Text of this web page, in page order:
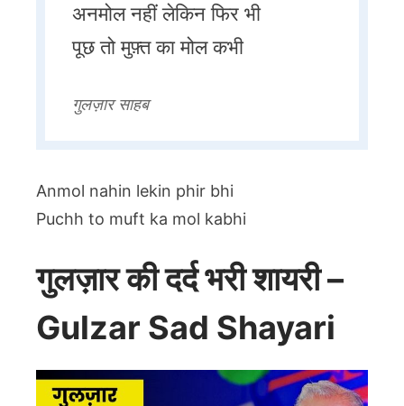
अनमोल नहीं लेकिन फिर भी
पूछ तो मुफ़्त का मोल कभी
गुलज़ार साहब
Anmol nahin lekin phir bhi
Puchh to muft ka mol kabhi
गुलज़ार की दर्द भरी शायरी –
Gulzar Sad Shayari